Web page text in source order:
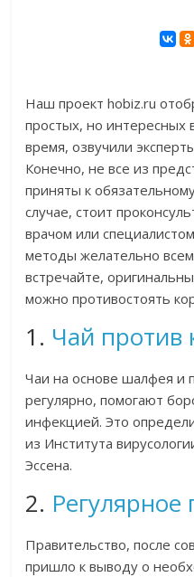
Наш проект hobiz.ru
простых, но интересных
время, озвучили
Конечно, не все из
приняты к
случае, стоит
врачом или
методы желательно
встречайте,
можно противостоять
1. Чай против
Чаи на основе шалфея и
регулярно, помогают
инфекцией. Это
из Института
Эссена.
2. Регулярное
Правительство, после
пришло к выводу о